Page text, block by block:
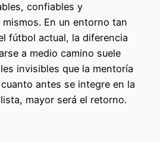
confiables y
En un entorno tan
fútbol actual, la diferencia
a medio camino suele
invisibles que la mentoría
antes se integre en la
mayor será el retorno.